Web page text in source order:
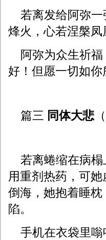
若离发给阿弥一
烽火，心若涅槃凤
阿弥为众生祈福
好！但愿一切如
篇三 同体大悲
若离蜷缩在病榻
用重剂热药，可
倒海，她抱着睡
陷。
手机在衣袋里嗡